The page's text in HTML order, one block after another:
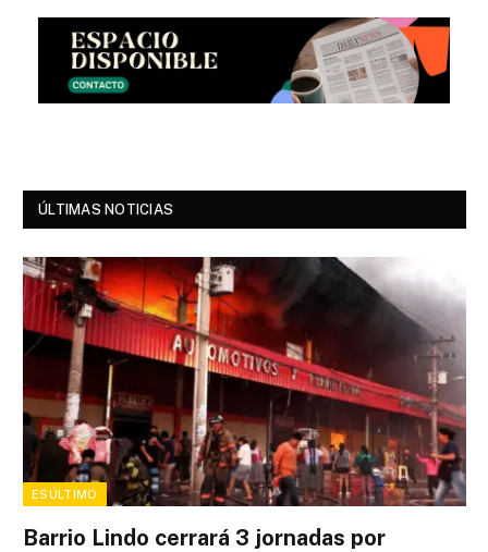
ÚLTIMAS NOTICIAS
ESÚLTIMO
Barrio Lindo cerrará 3 jornadas por